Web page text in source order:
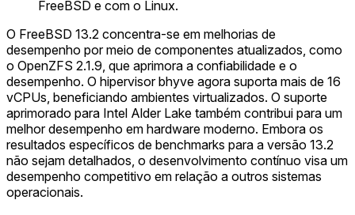
FreeBSD e com o Linux.
O FreeBSD 13.2 concentra-se em melhorias de
desempenho por meio de componentes atualizados, como
o OpenZFS 2.1.9, que aprimora a confiabilidade e o
desempenho. O hipervisor bhyve agora suporta mais de 16
vCPUs, beneficiando ambientes virtualizados. O suporte
aprimorado para Intel Alder Lake também contribui para um
melhor desempenho em hardware moderno. Embora os
resultados específicos de benchmarks para a versão 13.2
não sejam detalhados, o desenvolvimento contínuo visa um
desempenho competitivo em relação a outros sistemas
operacionais.